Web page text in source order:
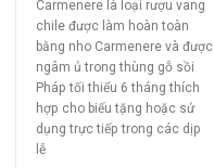
Carmenere là loại rượu vang
chile được làm hoàn toàn
bằng nho Carmenere và được
ngâm ủ trong thùng gỗ sồi
Pháp tối thiểu 6 tháng thích
hợp cho biếu tặng hoặc sử
dụng trực tiếp trong các dịp
lễ